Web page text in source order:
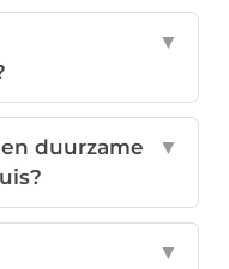
▼
duurzame
▼
▼